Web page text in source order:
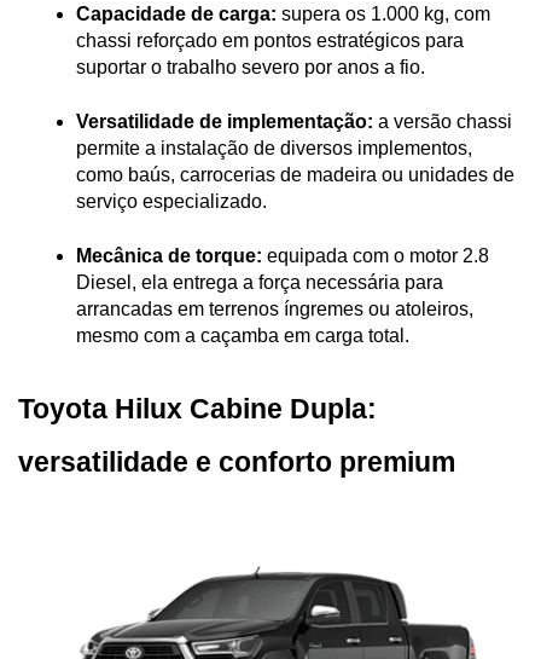
Capacidade de carga: supera os 1.000 kg, com
chassi reforçado em pontos estratégicos para
suportar o trabalho severo por anos a fio.
Versatilidade de implementação: a versão chassi
permite a instalação de diversos implementos,
como baús, carrocerias de madeira ou unidades de
serviço especializado.
Mecânica de torque: equipada com o motor 2.8
Diesel, ela entrega a força necessária para
arrancadas em terrenos íngremes ou atoleiros,
mesmo com a caçamba em carga total.
Toyota Hilux Cabine Dupla:
versatilidade e conforto premium